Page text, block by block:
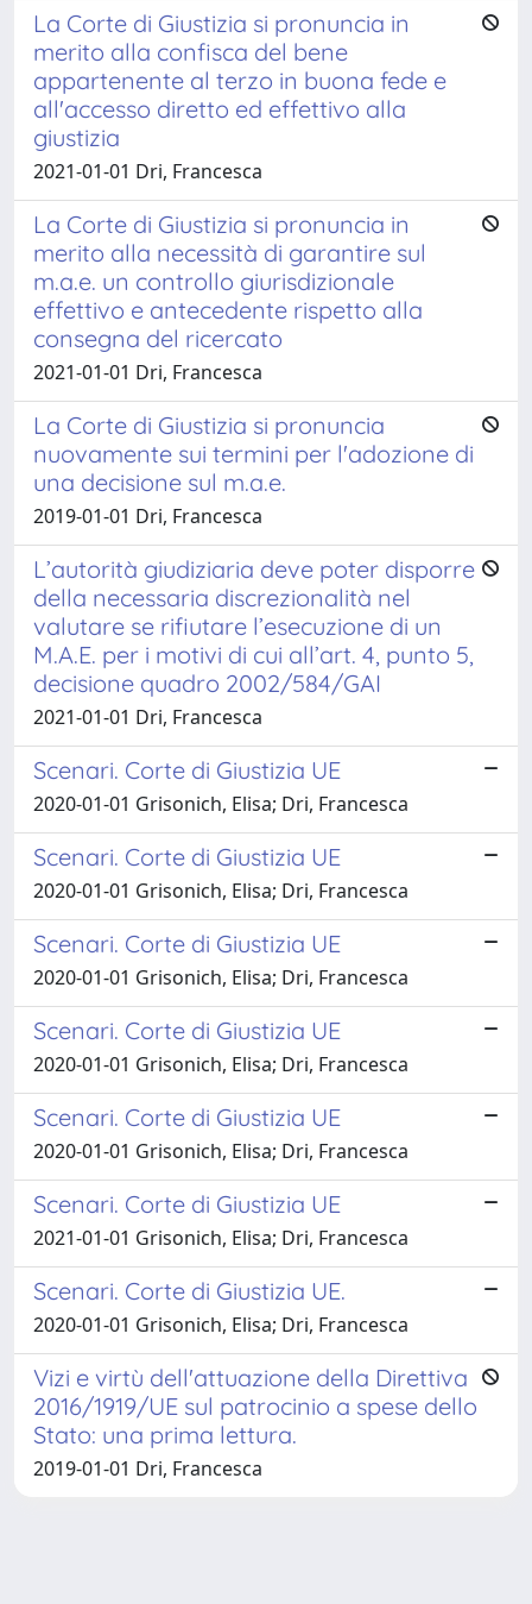
La Corte di Giustizia si pronuncia in
merito alla confisca del bene
appartenente al terzo in buona fede e
all'accesso diretto ed effettivo alla
giustizia
2021-01-01 Dri, Francesca
La Corte di Giustizia si pronuncia in
merito alla necessità di garantire sul
m.a.e. un controllo giurisdizionale
effettivo e antecedente rispetto alla
consegna del ricercato
2021-01-01 Dri, Francesca
La Corte di Giustizia si pronuncia
nuovamente sui termini per l'adozione di
una decisione sul m.a.e.
2019-01-01 Dri, Francesca
L’autorità giudiziaria deve poter disporre
della necessaria discrezionalità nel
valutare se rifiutare l’esecuzione di un
M.A.E. per i motivi di cui all’art. 4, punto 5,
decisione quadro 2002/584/GAI
2021-01-01 Dri, Francesca
Scenari. Corte di Giustizia UE
2020-01-01 Grisonich, Elisa; Dri, Francesca
Scenari. Corte di Giustizia UE
2020-01-01 Grisonich, Elisa; Dri, Francesca
Scenari. Corte di Giustizia UE
2020-01-01 Grisonich, Elisa; Dri, Francesca
Scenari. Corte di Giustizia UE
2020-01-01 Grisonich, Elisa; Dri, Francesca
Scenari. Corte di Giustizia UE
2020-01-01 Grisonich, Elisa; Dri, Francesca
Scenari. Corte di Giustizia UE
2021-01-01 Grisonich, Elisa; Dri, Francesca
Scenari. Corte di Giustizia UE.
2020-01-01 Grisonich, Elisa; Dri, Francesca
Vizi e virtù dell'attuazione della Direttiva
2016/1919/UE sul patrocinio a spese dello
Stato: una prima lettura.
2019-01-01 Dri, Francesca